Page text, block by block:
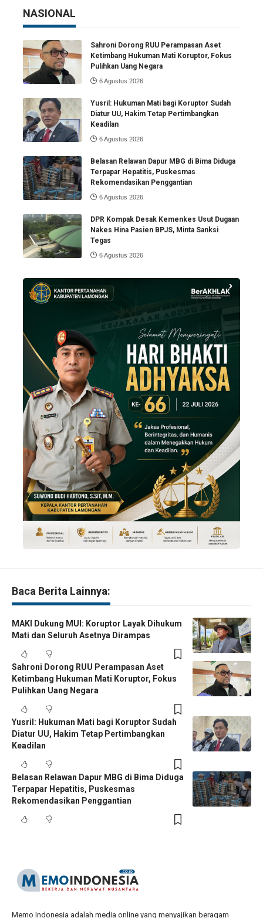
NASIONAL
Sahroni Dorong RUU Perampasan Aset
Ketimbang Hukuman Mati Koruptor, Fokus
Pulihkan Uang Negara
6 Agustus 2026
Yusril: Hukuman Mati bagi Koruptor Sudah
Diatur UU, Hakim Tetap Pertimbangkan
Keadilan
6 Agustus 2026
Belasan Relawan Dapur MBG di Bima Diduga
Terpapar Hepatitis, Puskesmas
Rekomendasikan Penggantian
6 Agustus 2026
DPR Kompak Desak Kemenkes Usut Dugaan
Nakes Hina Pasien BPJS, Minta Sanksi
Tegas
6 Agustus 2026
Baca Berita Lainnya:
MAKI Dukung MUI: Koruptor Layak Dihukum
Mati dan Seluruh Asetnya Dirampas
Sahroni Dorong RUU Perampasan Aset
Ketimbang Hukuman Mati Koruptor, Fokus
Pulihkan Uang Negara
Yusril: Hukuman Mati bagi Koruptor Sudah
Diatur UU, Hakim Tetap Pertimbangkan
Keadilan
Belasan Relawan Dapur MBG di Bima Diduga
Terpapar Hepatitis, Puskesmas
Rekomendasikan Penggantian
Memo Indonesia adalah media online yang menyajikan beragam